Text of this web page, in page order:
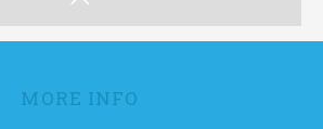
MORE INFO